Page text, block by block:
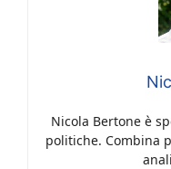
Nicola Bertone è
politiche. Combina